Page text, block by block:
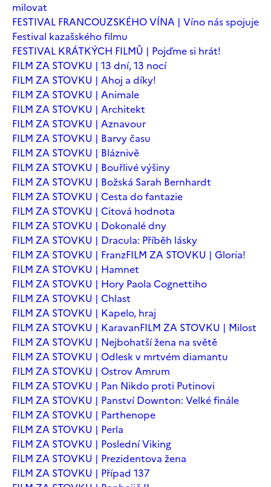
milovat
FESTIVAL FRANCOUZSKÉHO VÍNA | Víno nás spojuje
Festival kazašského filmu
FESTIVAL KRÁTKÝCH FILMŮ | Pojďme si hrát!
FILM ZA STOVKU | 13 dní, 13 nocí
FILM ZA STOVKU | Ahoj a díky!
FILM ZA STOVKU | Animale
FILM ZA STOVKU | Architekt
FILM ZA STOVKU | Aznavour
FILM ZA STOVKU | Barvy času
FILM ZA STOVKU | Bláznivě
FILM ZA STOVKU | Bouřlivé výšiny
FILM ZA STOVKU | Božská Sarah Bernhardt
FILM ZA STOVKU | Cesta do fantazie
FILM ZA STOVKU | Citová hodnota
FILM ZA STOVKU | Dokonalé dny
FILM ZA STOVKU | Dracula: Příběh lásky
FILM ZA STOVKU | FranzFILM ZA STOVKU | Gloria!
FILM ZA STOVKU | Hamnet
FILM ZA STOVKU | Hory Paola Cognettiho
FILM ZA STOVKU | Chlast
FILM ZA STOVKU | Kapelo, hraj
FILM ZA STOVKU | KaravanFILM ZA STOVKU | Milost
FILM ZA STOVKU | Nejbohatší žena na světě
FILM ZA STOVKU | Odlesk v mrtvém diamantu
FILM ZA STOVKU | Ostrov Amrum
FILM ZA STOVKU | Pan Nikdo proti Putinovi
FILM ZA STOVKU | Panství Downton: Velké finále
FILM ZA STOVKU | Parthenope
FILM ZA STOVKU | Perla
FILM ZA STOVKU | Poslední Viking
FILM ZA STOVKU | Prezidentova žena
FILM ZA STOVKU | Případ 137